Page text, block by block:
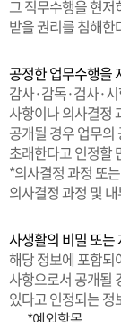
그 직무수행을 현
받을 권리를 침해한
공정한 업무수행을
감사·감독·검사·
사항이나 의사결정
공개될 경우 업무
초래한다고 인정할
*의사결정 과정 또
의사결정 과정 및
사생활의 비밀 또는
해당 정보에 포함되
사항으로서 공개될
있다고 인정되는 정